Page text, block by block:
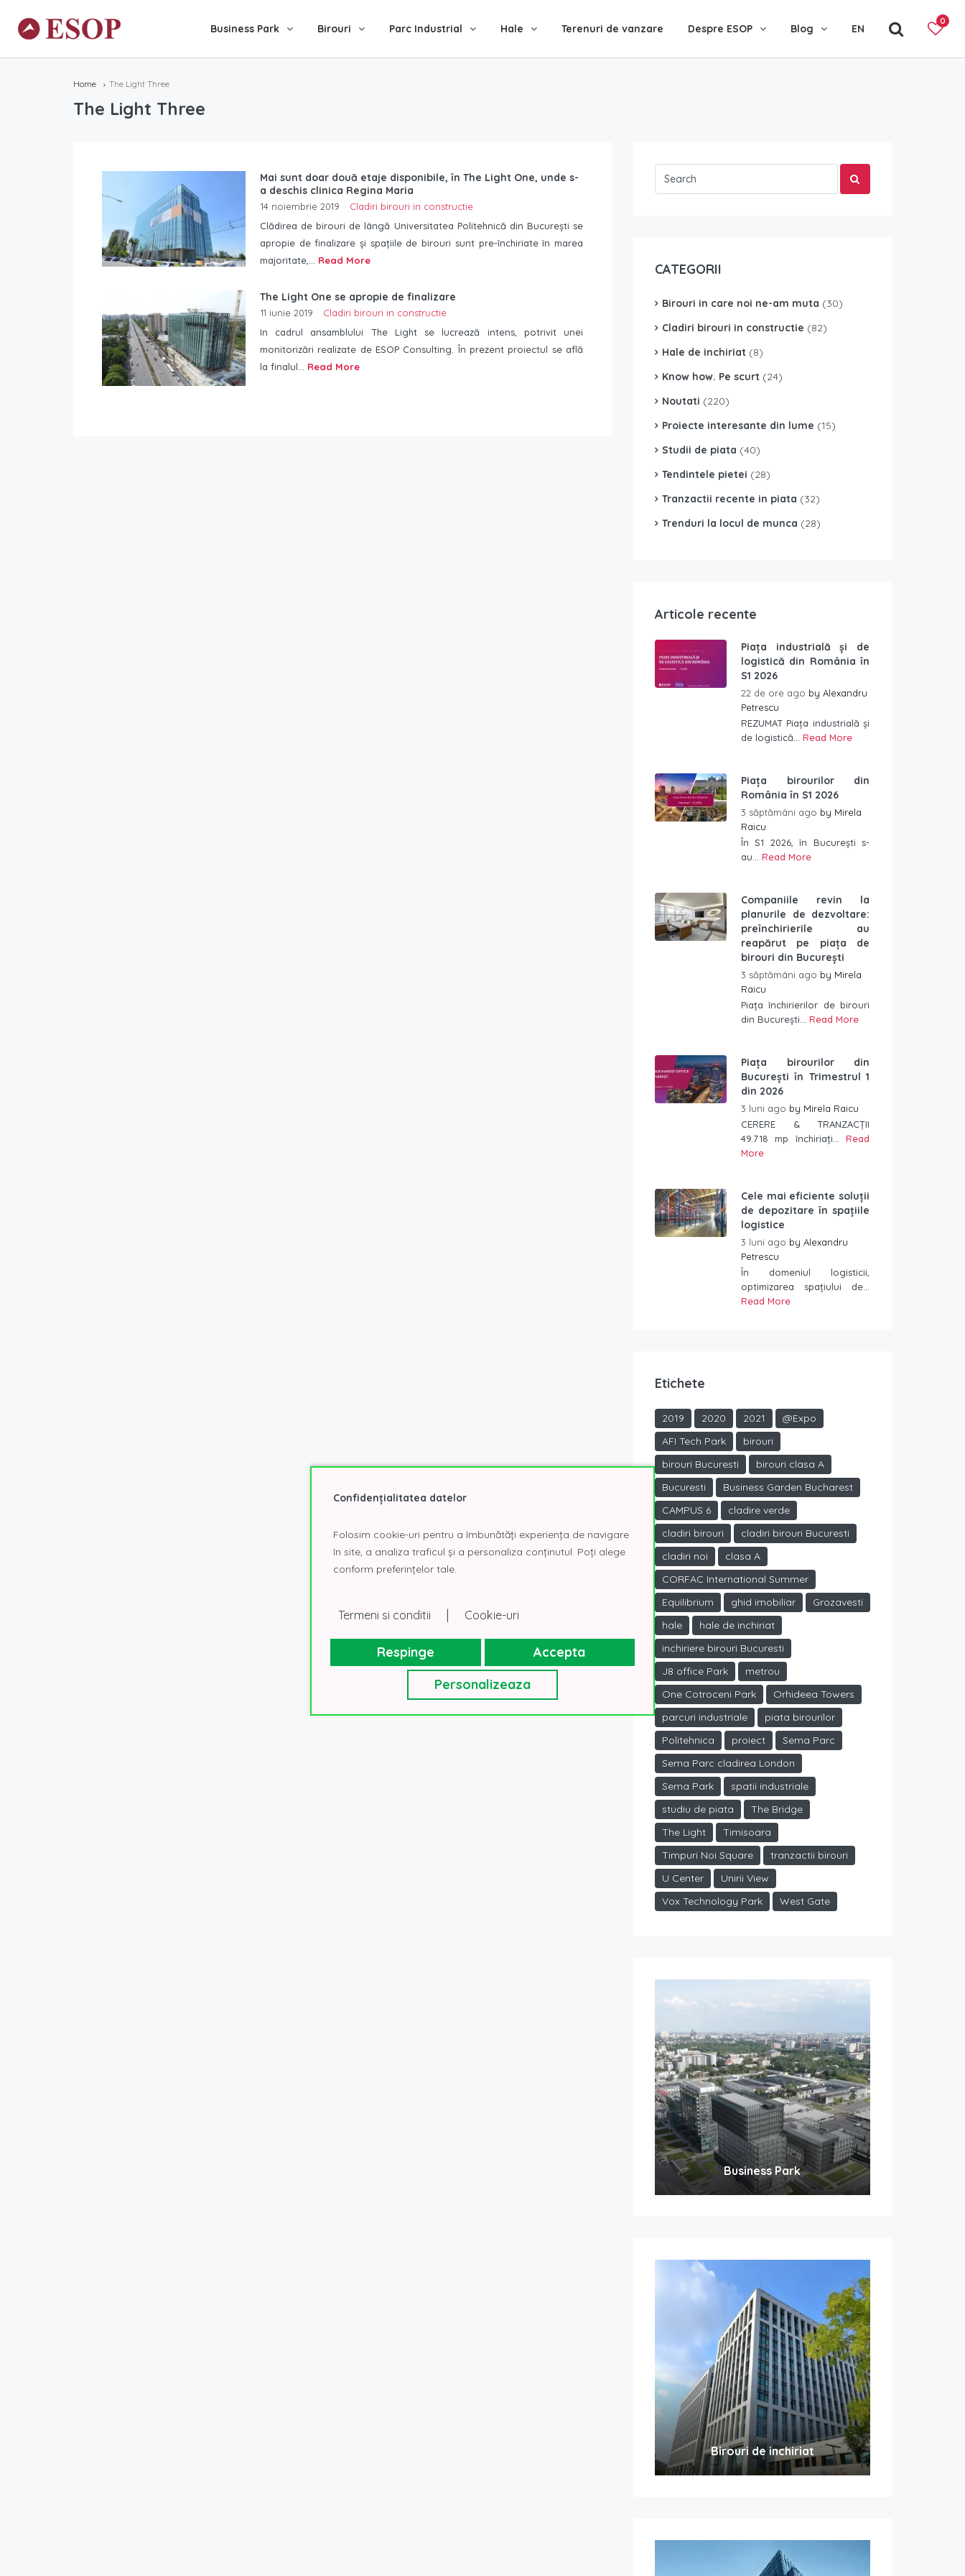
Business Park Birouri Parc Industrial Hale Terenuri de vanzare Despre ESOP Blog EN
0
Home The Light Three
The Light Three
Mai sunt doar două etaje disponibile, în The Light One, unde s-
a deschis clinica Regina Maria
14 noiembrie 2019
Cladiri birouri in constructie
Clădirea de birouri de lângă Universitatea Politehnică din București se
apropie de finalizare și spațiile de birouri sunt pre-închiriate în marea
majoritate,... Read More
The Light One se apropie de finalizare
11 iunie 2019
Cladiri birouri in constructie
In cadrul ansamblului The Light se lucrează intens, potrivit unei
monitorizări realizate de ESOP Consulting. În prezent proiectul se află
la finalul... Read More
CATEGORII
Birouri in care noi ne-am muta (30)
Cladiri birouri in constructie (82)
Hale de inchiriat (8)
Know how. Pe scurt (24)
Noutati (220)
Proiecte interesante din lume (15)
Studii de piata (40)
Tendintele pietei (28)
Tranzactii recente in piata (32)
Trenduri la locul de munca (28)
Articole recente
Piața industrială și de
logistică din România în
S1 2026
22 de ore ago by Alexandru
Petrescu
REZUMAT Piața industrială și
de logistică... Read More
Piața birourilor din
România în S1 2026
3 săptămâni ago by Mirela
Raicu
În S1 2026, în București s-
au... Read More
Companiile revin la
planurile de dezvoltare:
preînchirierile au
reapărut pe piața de
birouri din București
3 săptămâni ago by Mirela
Raicu
Piața închirierilor de birouri
din București... Read More
Piața birourilor din
București în Trimestrul 1
din 2026
3 luni ago by Mirela Raicu
CERERE & TRANZACȚII
49.718 mp închiriați... Read
More
Cele mai eficiente soluții
de depozitare în spațiile
logistice
3 luni ago by Alexandru
Petrescu
În domeniul logisticii,
optimizarea spațiului de...
Read More
Etichete
2019 2020 2021
@Expo
AFI Tech Park
birouri
birouri Bucuresti
birouri clasa A
Bucuresti
Business Garden Bucharest
CAMPUS 6
cladire verde
cladiri birouri
cladiri birouri Bucuresti
cladiri noi
clasa A
CORFAC International Summer
Equilibrium
ghid imobiliar
Grozavesti
hale
hale de inchiriat
inchiriere birouri Bucuresti
J8 office Park
metrou
One Cotroceni Park
Orhideea Towers
parcuri industriale
piata birourilor
Politehnica
proiect
Sema Parc
Sema Parc cladirea London
Sema Park
spatii industriale
studiu de piata
The Bridge
The Light
Timisoara
Timpuri Noi Square
tranzactii birouri
U Center
Unirii View
Vox Technology Park
West Gate
Business Park
Birouri de inchiriat
Confidențialitatea datelor
Folosim cookie-uri pentru a îmbunătăți experiența de navigare
în site, a analiza traficul și a personaliza conținutul. Poți alege
conform preferințelor tale.
Termeni si conditii | Cookie-uri
Respinge
Accepta
Personalizeaza